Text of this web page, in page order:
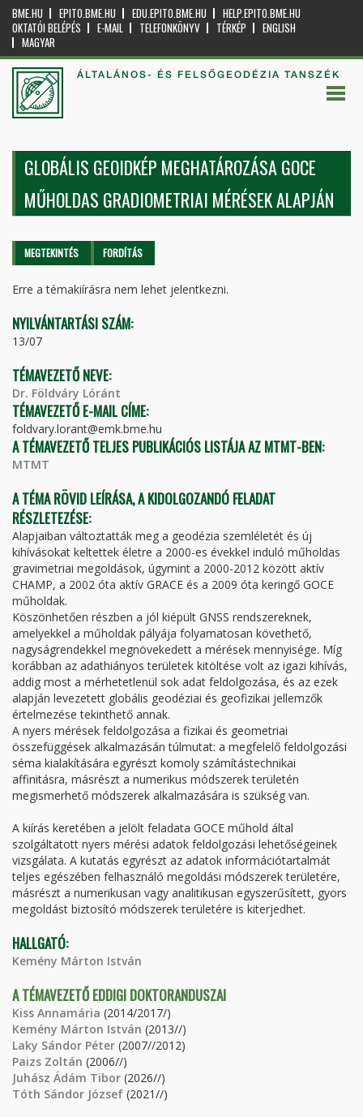
BME.HU EPITO.BME.HU EDU.EPITO.BME.HU
HELP.EPITO.BME.HU
OKTATÓI BELÉPÉS
E-MAIL TELEFONKÖNYV TÉRKÉP
ENGLISH
MAGYAR
ÁLTALÁNOS- ÉS FELSŐGEODÉZIA TANSZÉK
GLOBÁLIS GEOIDKÉP MEGHATÁROZÁSA GOCE
MŰHOLDAS GRADIOMETRIAI MÉRÉSEK ALAPJÁN
Elsődleges fülek
MEGTEKINTÉS (AKTÍVFORDÍTÁS
Erre a témakiírásra nem lehet jelentkezni.
NYILVÁNTARTÁSI SZÁM:
13/07
TÉMAVEZETŐ NEVE:
Dr. Földváry Lóránt
TÉMAVEZETŐ E-MAIL CÍME:
foldvary.lorant@emk.bme.hu
A TÉMAVEZETŐ TELJES PUBLIKÁCIÓS LISTÁJA AZ MTMT-BEN:
MTMT
A TÉMA RÖVID LEÍRÁSA, A KIDOLGOZANDÓ FELADAT
RÉSZLETEZÉSE:
Alapjaiban változtatták meg a geodézia szemléletét és új
kihívásokat keltettek életre a 2000-es évekkel induló műholdas
gravimetriai megoldások, úgymint a 2000-2012 között aktív
CHAMP, a 2002 óta aktív GRACE és a 2009 óta keringő GOCE
műholdak.
Köszönhetően részben a jól kiépült GNSS rendszereknek,
amelyekkel a műholdak pályája folyamatosan követhető,
nagyságrendekkel megnövekedett a mérések mennyisége. Míg
korábban az adathiányos területek kitöltése volt az igazi kihívás,
addig most a mérhetetlenül sok adat feldolgozása, és az ezek
alapján levezetett globális geodéziai és geofizikai jellemzők
értelmezése tekinthető annak.
A nyers mérések feldolgozása a fizikai és geometriai
összefüggések alkalmazásán túlmutat: a megfelelő feldolgozási
séma kialakítására egyrészt komoly számítástechnikai
affinitásra, másrészt a numerikus módszerek területén
megismerhető módszerek alkalmazására is szükség van.
A kiírás keretében a jelölt feladata GOCE műhold által
szolgáltatott nyers mérési adatok feldolgozási lehetőségeinek
vizsgálata. A kutatás egyrészt az adatok információtartalmát
teljes egészében felhasználó megoldási módszerek területére,
másrészt a numerikusan vagy analitikusan egyszerűsített, gyors
megoldást biztosító módszerek területére is kiterjedhet.
HALLGATÓ:
Kemény Márton István
A TÉMAVEZETŐ EDDIGI DOKTORANDUSZAI
Kiss Annamária (2014/2017/)
Kemény Márton István (2013//)
Laky Sándor Péter (2007//2012)
Paizs Zoltán (2006//)
Juhász Ádám Tibor (2026//)
Tóth Sándor József (2021//)